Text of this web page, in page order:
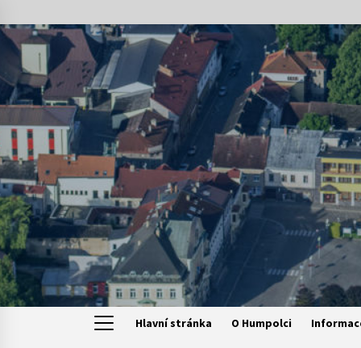
to
content
Hlavní stránka O Humpolci